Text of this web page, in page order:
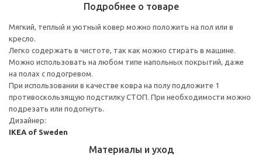
Подробнее о товаре
Мягкий, теплый и уютный ковер можно положить на пол или в
кресло.
Легко содержать в чистоте, так как можно стирать в машине.
Можно использовать на любом типе напольных покрытий, даже
на полах с подогревом.
При использовании в качестве ковра на полу подложите 1
противоскользящую подстилку СТОП. При необходимости можно
подрезать или подогнуть.
Дизайнер:
IKEA of Sweden
Материалы и уход